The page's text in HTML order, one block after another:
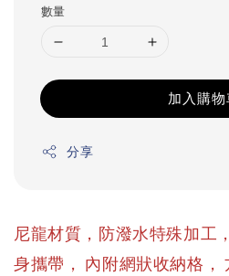
數量
加入購物
分享
尼龍材質，防潑水特殊加工 ，
身攜帶 ， 內附網狀收納格 ，